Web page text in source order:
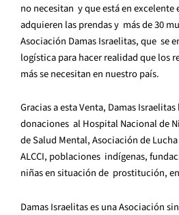
no necesitan y que está en
adquieren las prendas y más de 30
Asociación Damas Israelitas, que se
logística para hacer realidad que los
más se necesitan en nuestro país.
Gracias a esta Venta, Damas
donaciones al Hospital Nacional de
de Salud Mental, Asociación de
ALCCI, poblaciones indígenas,
niñas en situación de prostitución,
Damas Israelitas es una Asociación